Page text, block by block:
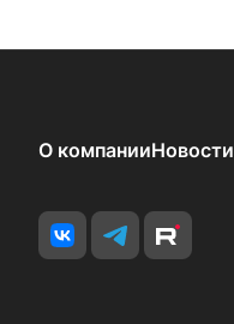
О компанииНовости